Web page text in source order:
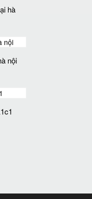
hà
nội